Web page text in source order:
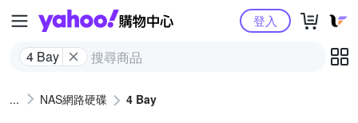
Yahoo購物中心
4 Bay
登入
NAS網路硬碟 4 Bay